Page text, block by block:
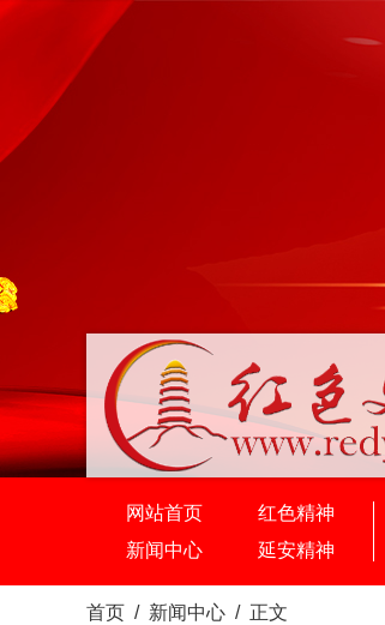
网站首页
红色精神
新闻中心
延安精神
首页 / 新闻中心 / 正文